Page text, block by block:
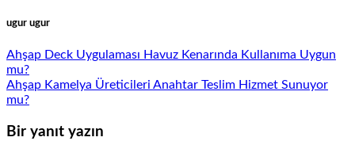
ugur ugur
Ahşap Deck Uygulaması Havuz Kenarında Kullanıma Uygun
mu?
Ahşap Kamelya Üreticileri Anahtar Teslim Hizmet Sunuyor
mu?
Bir yanıt yazın